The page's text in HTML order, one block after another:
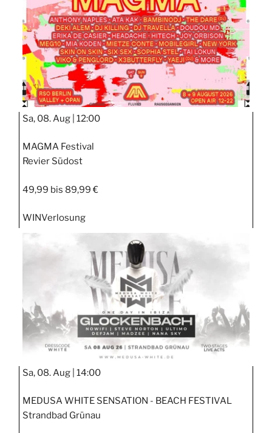
RT
Sa, 08. Aug | 12:00
MAGMA Festival
Revier Südost
49,99 bis 89,99 €
WINVerlosung
Sa, 08. Aug | 14:00
MEDUSA WHITE SENSATION - BEACH FESTIVAL
Strandbad Grünau